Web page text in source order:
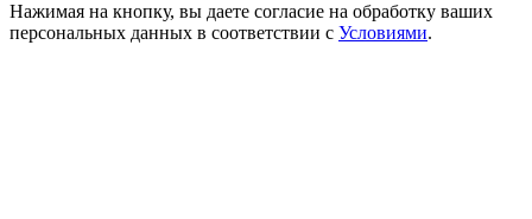
Нажимая на кнопку, вы даете согласие на обработку ваших
персональных данных в соответствии с Условиями.